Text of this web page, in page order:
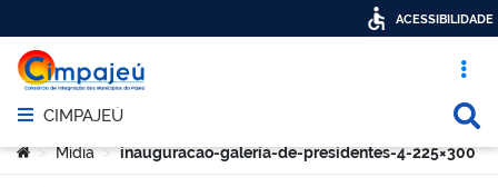
Acesso
Abrir menu principal de navegação
CIMPAJEÚ
Você está aqui:
> Mídia > inauguracao-galeria-de-presidentes-4-225×300
ACESSIBILIDADE